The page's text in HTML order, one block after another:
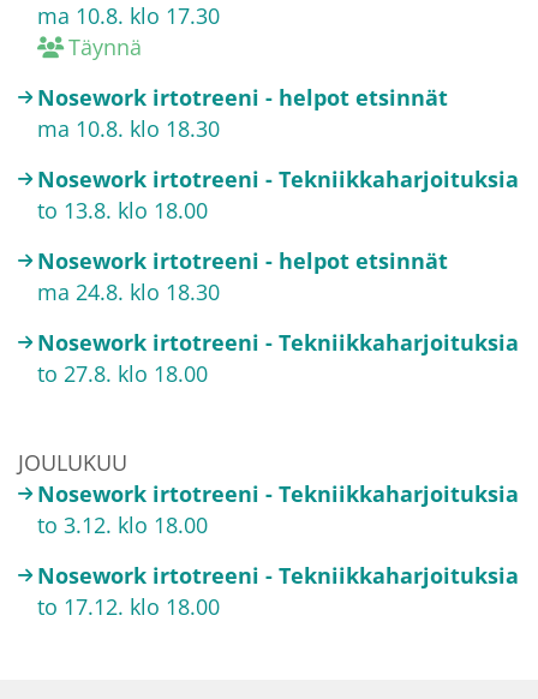
ma 10.8. klo 17.30
Täynnä
Nosework irtotreeni - helpot etsinnät
ma 10.8. klo 18.30
Nosework irtotreeni - Tekniikkaharjoituksia
to 13.8. klo 18.00
Nosework irtotreeni - helpot etsinnät
ma 24.8. klo 18.30
Nosework irtotreeni - Tekniikkaharjoituksia
to 27.8. klo 18.00
JOULUKUU
Nosework irtotreeni - Tekniikkaharjoituksia
to 3.12. klo 18.00
Nosework irtotreeni - Tekniikkaharjoituksia
to 17.12. klo 18.00